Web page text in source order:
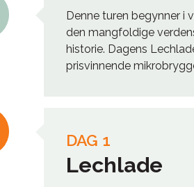
Denne turen begynner i
den mangfoldige
historie. Dagens
prisvinnende
DAG 1
Lechlade